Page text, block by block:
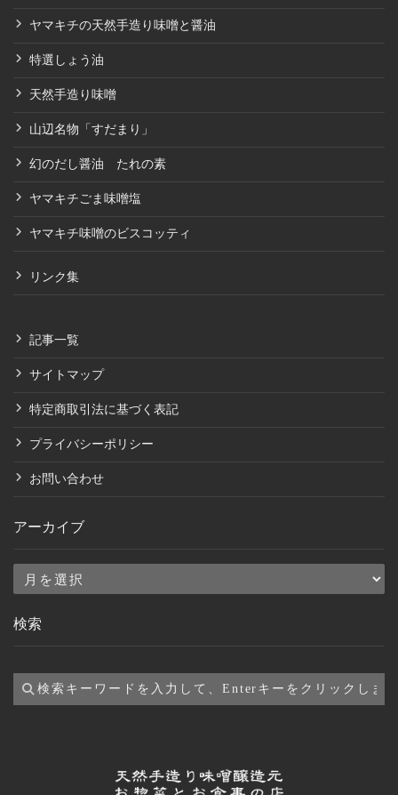
ヤマキチの天然手造り味噌と醤油
特選しょう油
天然手造り味噌
山辺名物「すだまり」
幻のだし醤油 たれの素
ヤマキチごま味噌塩
ヤマキチ味噌のビスコッティ
リンク集
記事一覧
サイトマップ
特定商取引法に基づく表記
プライバシーポリシー
お問い合わせ
アーカイブ
ア
カ
ブ
検索